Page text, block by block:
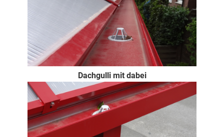
Dachgulli mit dabei